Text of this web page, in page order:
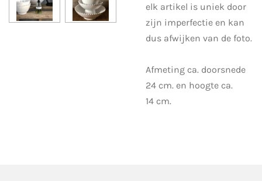
elk artikel is uniek door
zijn imperfectie en kan
dus afwijken van de foto.
Afmeting ca. doorsnede
24 cm. en hoogte ca.
14 cm.